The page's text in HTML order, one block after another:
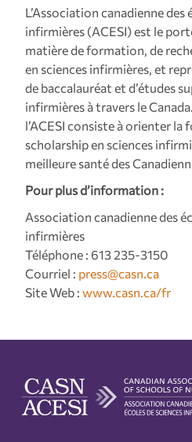
L’Association canadienne des
infirmières (ACESI) est le
matière de formation, de
en sciences infirmières, et
de baccalauréat et d’études
infirmières à travers le
l’ACESI consiste à orienter
scholarship en sciences
meilleure santé des
Pour plus d’information :
Association canadienne des
infirmières
Téléphone : 613 235-3150
Courriel : press@casn.ca
Site Web : www.casn.ca/fr